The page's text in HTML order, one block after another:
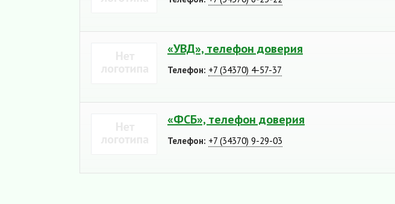
«УВД», телефон доверия
Телефон: +7 (34370) 4-57-37
«ФСБ», телефон доверия
Телефон: +7 (34370) 9-29-03